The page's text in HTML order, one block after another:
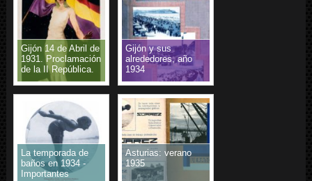
Gijón 14 de Abril de
1931. Proclamación
de la II República.
Gijón y sus
alrededores, año
1934
La temporada de
baños en 1934 -
Importantes
Asturias: verano
1935